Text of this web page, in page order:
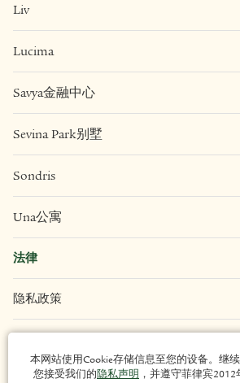
Liv
Lucima
Savya金融中心
Sevina Park别墅
Sondris
Una公寓
法律
隐私政策
网站地图
本网站使用Cookie存储信息至您的设备。继
您接受我们的隐私声明 ，并遵守菲律宾2012